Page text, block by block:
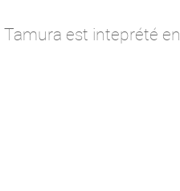
Tamura est inteprété en